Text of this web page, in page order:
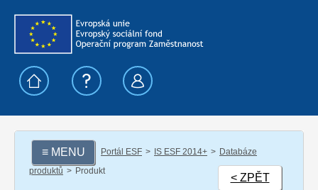
≡ MENU Portál ESF IS ESF 2014+
Databáze
produktů
Produkt
< ZPĚT